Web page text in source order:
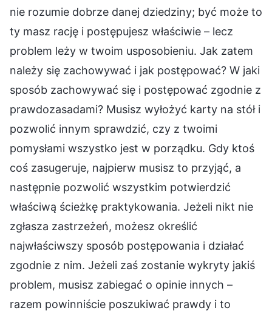
nie rozumie dobrze danej dziedziny; być może to
ty masz rację i postępujesz właściwie – lecz
problem leży w twoim usposobieniu. Jak zatem
należy się zachowywać i jak postępować? W jaki
sposób zachowywać się i postępować zgodnie z
prawdozasadami? Musisz wyłożyć karty na stół i
pozwolić innym sprawdzić, czy z twoimi
pomysłami wszystko jest w porządku. Gdy ktoś
coś zasugeruje, najpierw musisz to przyjąć, a
następnie pozwolić wszystkim potwierdzić
właściwą ścieżkę praktykowania. Jeżeli nikt nie
zgłasza zastrzeżeń, możesz określić
najwłaściwszy sposób postępowania i działać
zgodnie z nim. Jeżeli zaś zostanie wykryty jakiś
problem, musisz zabiegać o opinie innych –
razem powinniście poszukiwać prawdy i to